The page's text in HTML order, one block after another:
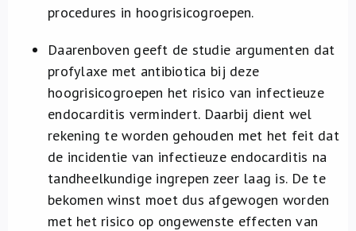
procedures in hoogrisicogroepen.
Daarenboven geeft de studie argumenten dat
profylaxe met antibiotica bij deze
hoogrisicogroepen het risico van infectieuze
endocarditis vermindert. Daarbij dient wel
rekening te worden gehouden met het feit dat
de incidentie van infectieuze endocarditis na
tandheelkundige ingrepen zeer laag is. De te
bekomen winst moet dus afgewogen worden
met het risico op ongewenste effecten van